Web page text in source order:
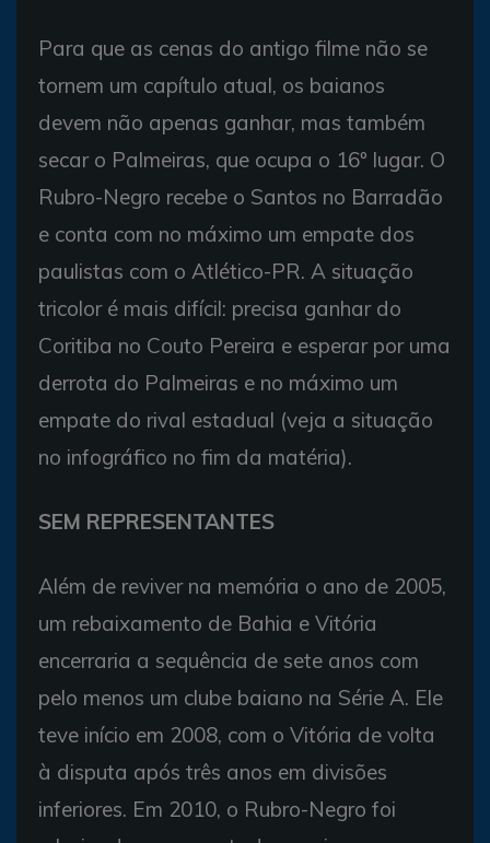
Para que as cenas do antigo filme não se
tornem um capítulo atual, os baianos
devem não apenas ganhar, mas também
secar o Palmeiras, que ocupa o 16º lugar. O
Rubro-Negro recebe o Santos no Barradão
e conta com no máximo um empate dos
paulistas com o Atlético-PR. A situação
tricolor é mais difícil: precisa ganhar do
Coritiba no Couto Pereira e esperar por uma
derrota do Palmeiras e no máximo um
empate do rival estadual (veja a situação
no infográfico no fim da matéria).
SEM REPRESENTANTES
Além de reviver na memória o ano de 2005,
um rebaixamento de Bahia e Vitória
encerraria a sequência de sete anos com
pelo menos um clube baiano na Série A. Ele
teve início em 2008, com o Vitória de volta
à disputa após três anos em divisões
inferiores. Em 2010, o Rubro-Negro foi